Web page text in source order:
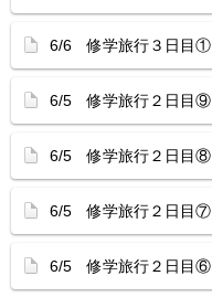
6/6 修学旅行３日目①
6/5 修学旅行２日目⑨
6/5 修学旅行２日目⑧
6/5 修学旅行２日目⑦
6/5 修学旅行２日目⑥